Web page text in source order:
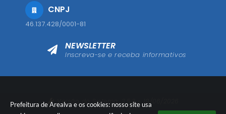
Prefeitura de Arealva e os cookies: nosso site usa
CNPJ
46.137.428/0001-81
NEWSLETTER
Inscreva-se e receba informativos
Versão do Sistema:
3.5.3 - 19/06/2026